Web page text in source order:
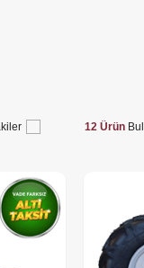
12 Ürün